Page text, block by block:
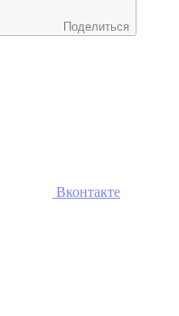
Поделиться
Вконтакте